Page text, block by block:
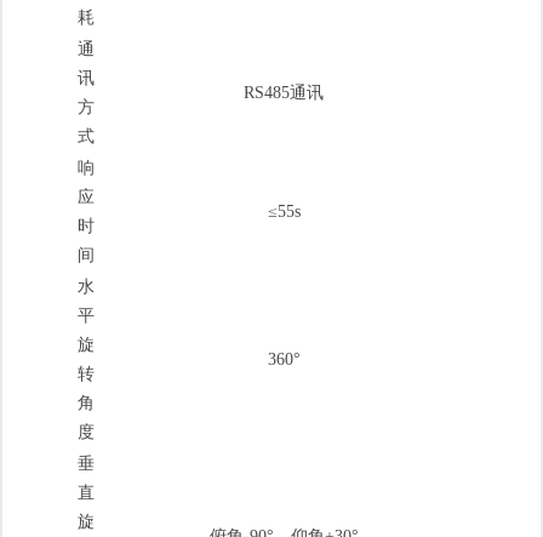
耗
通
讯
方
式
RS485通讯
响
应
时
间
≤55s
水
平
旋
转
角
度
360°
垂
直
旋